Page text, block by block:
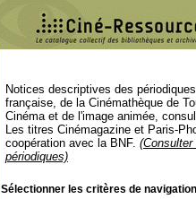
Notices descriptives des
française, de la Cinémathèque de
Cinéma et de l'image animée,
Les titres Cinémagazine et Paris-
coopération avec la BNF.
périodiques)
Sélectionner les critères de